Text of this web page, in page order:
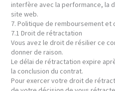
interfère avec la performance, la
site web.
7. Politique de remboursement et
7.1 Droit de rétractation
Vous avez le droit de résilier ce
donner de raison.
Le délai de rétractation expire
la conclusion du contrat.
Pour exercer votre droit de